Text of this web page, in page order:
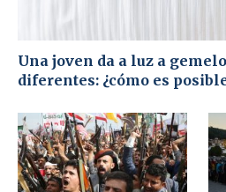
Una joven da a luz a
diferentes: ¿cómo es